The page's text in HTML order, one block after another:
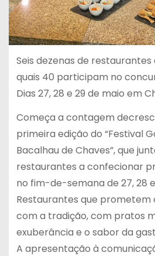
Seis dezenas de
quais 40 participam no
Dias 27, 28 e 29 de maio em
Começa a contagem
primeira edição do “Festival
Bacalhau de Chaves”, que
restaurantes a confecionar
no fim-de-semana de 27, 28
Restaurantes que prometem
com a tradição, com pratos
exuberância e o sabor da
A apresentação à